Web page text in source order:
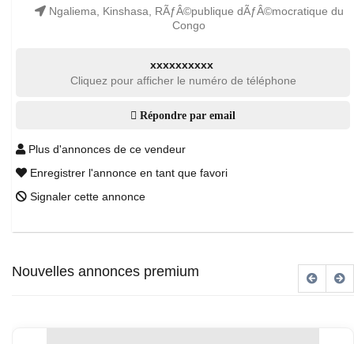
Ngaliema, Kinshasa, RÃƒÂ©publique dÃƒÂ©mocratique du
Congo
xxxxxxxxxx
Cliquez pour afficher le numéro de téléphone
Répondre par email
Plus d'annonces de ce vendeur
Enregistrer l'annonce en tant que favori
Signaler cette annonce
Nouvelles annonces premium